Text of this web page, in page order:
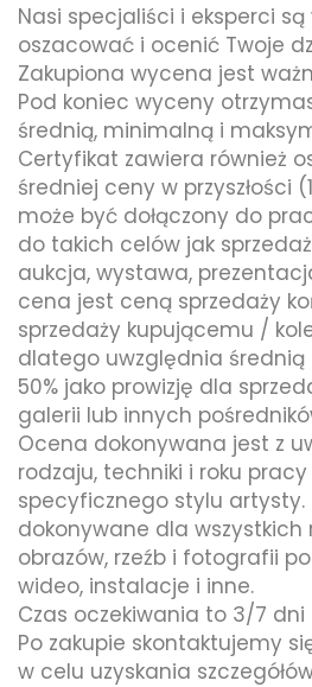
Nasi specjaliści i eksperci
oszacować i ocenić Twoje
Zakupiona wycena jest
Pod koniec wyceny
średnią, minimalną i
Certyfikat zawiera również
średniej ceny w przyszłości
może być dołączony do
do takich celów jak
aukcja, wystawa,
cena jest ceną sprzedaży
sprzedaży kupującemu /
dlatego uwzględnia średnią
50% jako prowizję dla
galerii lub innych
Ocena dokonywana jest z
rodzaju, techniki i roku
specyficznego stylu artysty.
dokonywane dla wszystkich
obrazów, rzeźb i fotografii
wideo, instalacje i inne.
Czas oczekiwania to 3/7 dni
Po zakupie skontaktujemy
w celu uzyskania